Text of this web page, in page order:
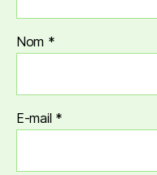
Nom *
E-mail *